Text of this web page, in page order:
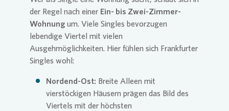
der Regel nach einer Ein- bis Zwei-Zimmer-
Wohnung um. Viele Singles bevorzugen
lebendige Viertel mit vielen
Ausgehmöglichkeiten. Hier fühlen sich Frankfurter
Singles wohl:
Nordend-Ost: Breite Alleen mit
vierstöckigen Häusern prägen das Bild des
Viertels mit der höchsten